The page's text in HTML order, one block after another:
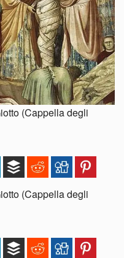
(Cappella degli
(Cappella degli